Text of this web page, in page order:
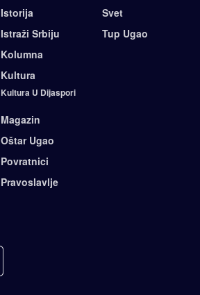
Istorija
Istraži Srbiju
Kolumna
Kultura
Kultura U Dijaspori
Magazin
Oštar Ugao
Povratnici
Pravoslavlje
Svet
Tup Ugao